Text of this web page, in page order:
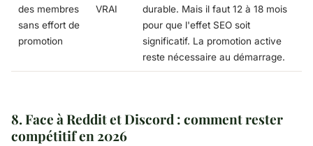
des membres
sans effort de
promotion
VRAI
durable. Mais il faut 12 à 18 mois
pour que l'effet SEO soit
significatif. La promotion active
reste nécessaire au démarrage.
8. Face à Reddit et Discord : comment rester
compétitif en 2026